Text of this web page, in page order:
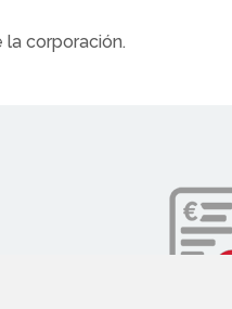
corporación.